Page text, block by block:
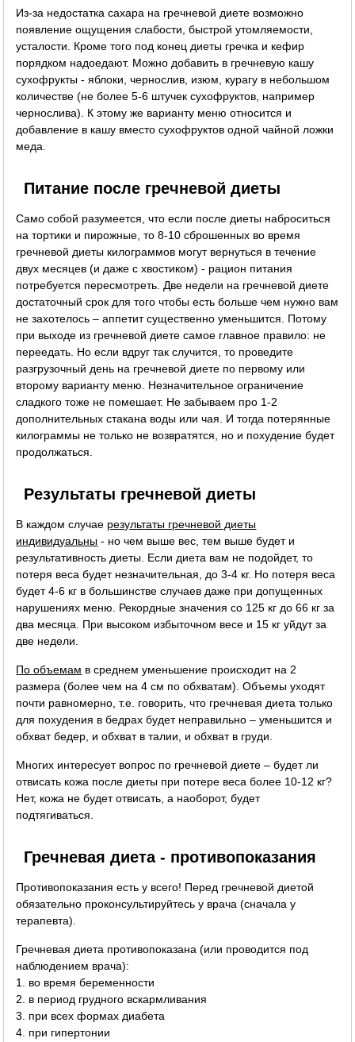
Из-за недостатка сахара на гречневой диете возможно
появление ощущения слабости, быстрой утомляемости,
усталости. Кроме того под конец диеты гречка и кефир
порядком надоедают. Можно добавить в гречневую кашу
сухофрукты - яблоки, чернослив, изюм, курагу в небольшом
количестве (не более 5-6 штучек сухофруктов, например
чернослива). К этому же варианту меню относится и
добавление в кашу вместо сухофруктов одной чайной ложки
меда.
Питание после гречневой диеты
Само собой разумеется, что если после диеты наброситься
на тортики и пирожные, то 8-10 сброшенных во время
гречневой диеты килограммов могут вернуться в течение
двух месяцев (и даже с хвостиком) - рацион питания
потребуется пересмотреть. Две недели на гречневой диете
достаточный срок для того чтобы есть больше чем нужно вам
не захотелось – аппетит существенно уменьшится. Потому
при выходе из гречневой диете самое главное правило: не
переедать. Но если вдруг так случится, то проведите
разгрузочный день на гречневой диете по первому или
второму варианту меню. Незначительное ограничение
сладкого тоже не помешает. Не забываем про 1-2
дополнительных стакана воды или чая. И тогда потерянные
килограммы не только не возвратятся, но и похудение будет
продолжаться.
Результаты гречневой диеты
В каждом случае результаты гречневой диеты
индивидуальны - но чем выше вес, тем выше будет и
результативность диеты. Если диета вам не подойдет, то
потеря веса будет незначительная, до 3-4 кг. Но потеря веса
будет 4-6 кг в большинстве случаев даже при допущенных
нарушениях меню. Рекордные значения со 125 кг до 66 кг за
два месяца. При высоком избыточном весе и 15 кг уйдут за
две недели.
По объемам в среднем уменьшение происходит на 2
размера (более чем на 4 см по обхватам). Объемы уходят
почти равномерно, т.е. говорить, что гречневая диета только
для похудения в бедрах будет неправильно – уменьшится и
обхват бедер, и обхват в талии, и обхват в груди.
Многих интересует вопрос по гречневой диете – будет ли
отвисать кожа после диеты при потере веса более 10-12 кг?
Нет, кожа не будет отвисать, а наоборот, будет
подтягиваться.
Гречневая диета - противопоказания
Противопоказания есть у всего! Перед гречневой диетой
обязательно проконсультируйтесь у врача (сначала у
терапевта).
Гречневая диета противопоказана (или проводится под
наблюдением врача):
1. во время беременности
2. в период грудного вскармливания
3. при всех формах диабета
4. при гипертонии